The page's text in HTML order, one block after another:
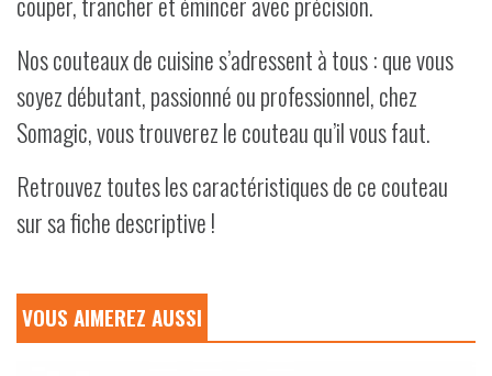
Nos couteaux de cuisine s’adressent à tous : que vous
soyez débutant, passionné ou professionnel, chez
Somagic, vous trouverez le couteau qu’il vous faut.
Retrouvez toutes les caractéristiques de ce couteau
sur sa fiche descriptive !
VOUS AIMEREZ AUSSI